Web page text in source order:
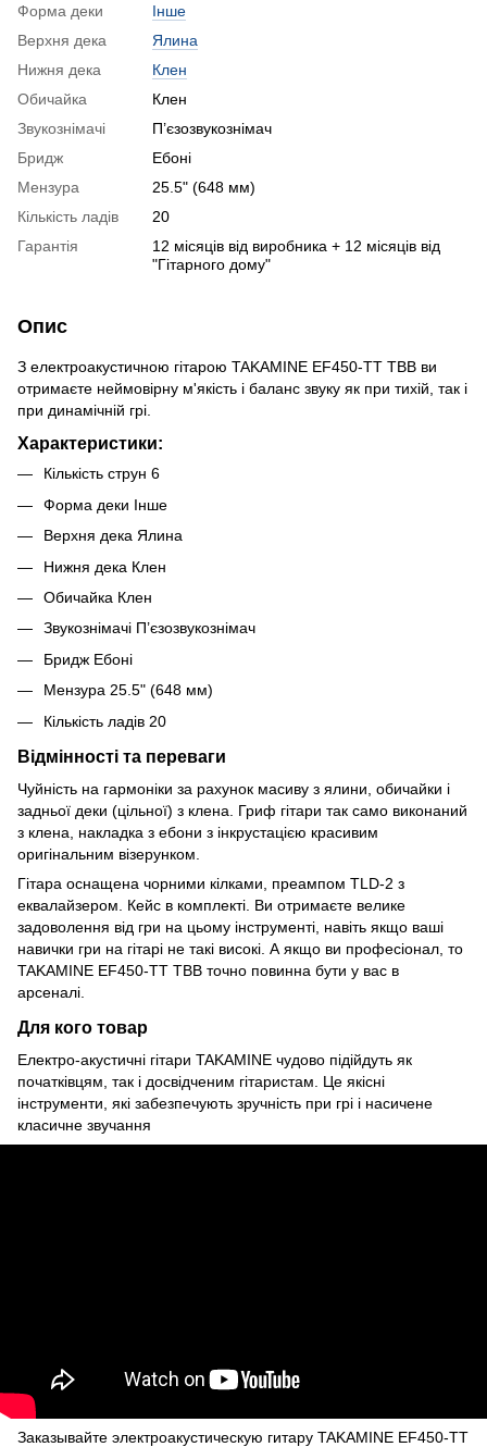
Форма деки
Інше
Верхня дека
Ялина
Нижня дека
Клен
Обичайка
Клен
Звукознімачі
П’єзозвукознімач
Бридж
Ебоні
Мензура
25.5" (648 мм)
Кількість ладів
20
Гарантія
12 місяців від виробника + 12 місяців від
"Гітарного дому"
Опис
З електроакустичною гітарою TAKAMINE EF450-TT TBB ви
отримаєте неймовірну м'якість і баланс звуку як при тихій, так і
при динамічній грі.
Характеристики:
Кількість струн 6
Форма деки Інше
Верхня дека Ялина
Нижня дека Клен
Обичайка Клен
Звукознімачі П’єзозвукознімач
Бридж Ебоні
Мензура 25.5" (648 мм)
Кількість ладів 20
Відмінності та переваги
Чуйність на гармоніки за рахунок масиву з ялини, обичайки і
задньої деки (цільної) з клена. Гриф гітари так само виконаний
з клена, накладка з ебони з інкрустацією красивим
оригінальним візерунком.
Гітара оснащена чорними кілками, преампом TLD-2 з
еквалайзером. Кейс в комплекті. Ви отримаєте велике
задоволення від гри на цьому інструменті, навіть якщо ваші
навички гри на гітарі не такі високі. А якщо ви професіонал, то
TAKAMINE EF450-TT TBB точно повинна бути у вас в
арсеналі.
Для кого товар
Електро-акустичні гітари TAKAMINE чудово підійдуть як
початківцям, так і досвідченим гітаристам. Це якісні
інструменти, які забезпечують зручність при грі і насичене
класичне звучання
Заказывайте электроакустическую гитару TAKAMINE EF450-TT